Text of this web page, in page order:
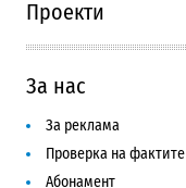
Проекти
За нас
За реклама
Проверка на фактите
Абонамент